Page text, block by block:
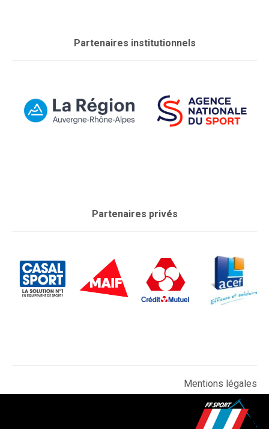
Partenaires institutionnels
Partenaires privés
Mentions légales